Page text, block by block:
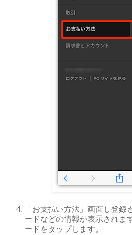
「お支払い方法」画面し登録
ードなどの情報が表示されま
ードをタップします。